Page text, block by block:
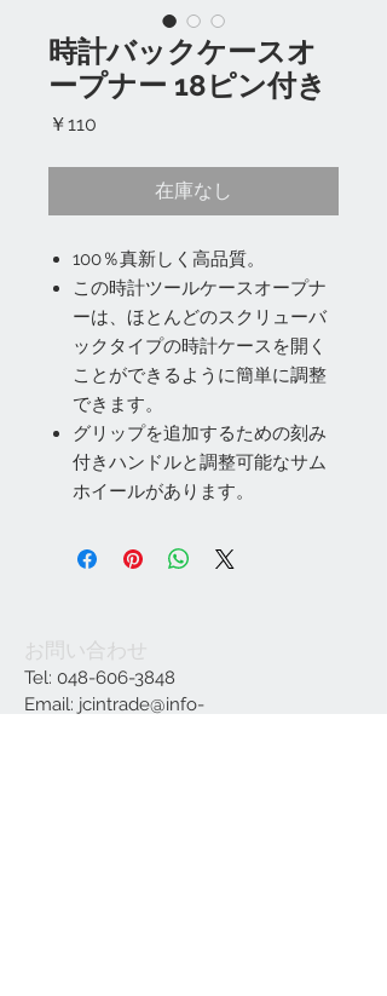
時計バックケースオ
ープナー 18ピン付き
￥110
在庫なし
100％真新しく高品質。
この時計ツールケースオープナ
ーは、ほとんどのスクリューバ
ックタイプの時計ケースを開く
ことができるように簡単に調整
できます。
グリップを追加するための刻み
付きハンドルと調整可能なサム
ホイールがあります。
お問い合わせ
Tel: 048-606-3848
Email: jcintrade@info-